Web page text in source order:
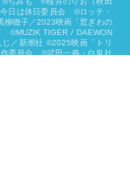
日は休日委員会 ©ロッテ・
柳徹子／2023映画「窓ぎわの
©MUZIK TIGER / DAEWON
／新潮社 ©2025映画「トリ
委員会 ©武田一義・白泉社